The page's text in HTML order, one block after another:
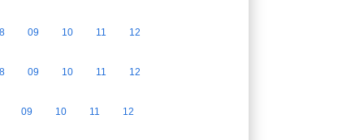
09 10 11 12
09 10 11 12
09 10 11 12